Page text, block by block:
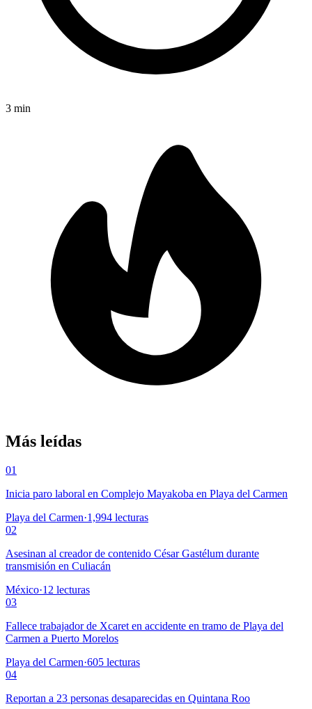
3 min
Más leídas
01
Inicia paro laboral en Complejo Mayakoba en Playa del Carmen
Playa del Carmen·1,994 lecturas
02
Asesinan al creador de contenido César Gastélum durante
transmisión en Culiacán
México·12 lecturas
03
Fallece trabajador de Xcaret en accidente en tramo de Playa del
Carmen a Puerto Morelos
Playa del Carmen·605 lecturas
04
Reportan a 23 personas desaparecidas en Quintana Roo